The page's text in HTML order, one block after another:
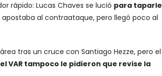
rápido: Lucas Chaves se lució para taparle
al contraataque, pero llegó poco al
tras un cruce con Santiago Hezze, pero el
VAR tampoco le pidieron que revise la